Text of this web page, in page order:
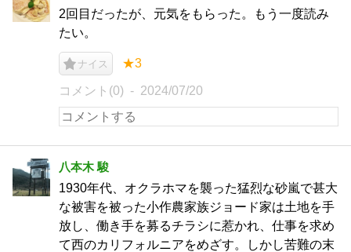
2回目だったが、元気をもらった。もう一度読み
たい。
ナイス ★3
コメント(0) 2024/07/20
八本木 駿
1930年代、オクラホマを襲った猛烈な砂嵐で甚大
な被害を被った小作農家族ジョード家は土地を手
放し、働き手を募るチラシに惹かれ、仕事を求め
て西のカリフォルニアをめざす。しかし苦難の末